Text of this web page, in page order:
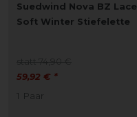
Suedwind Nova BZ Lace
Soft Winter Stiefelette
59,92 € *
1 Paar